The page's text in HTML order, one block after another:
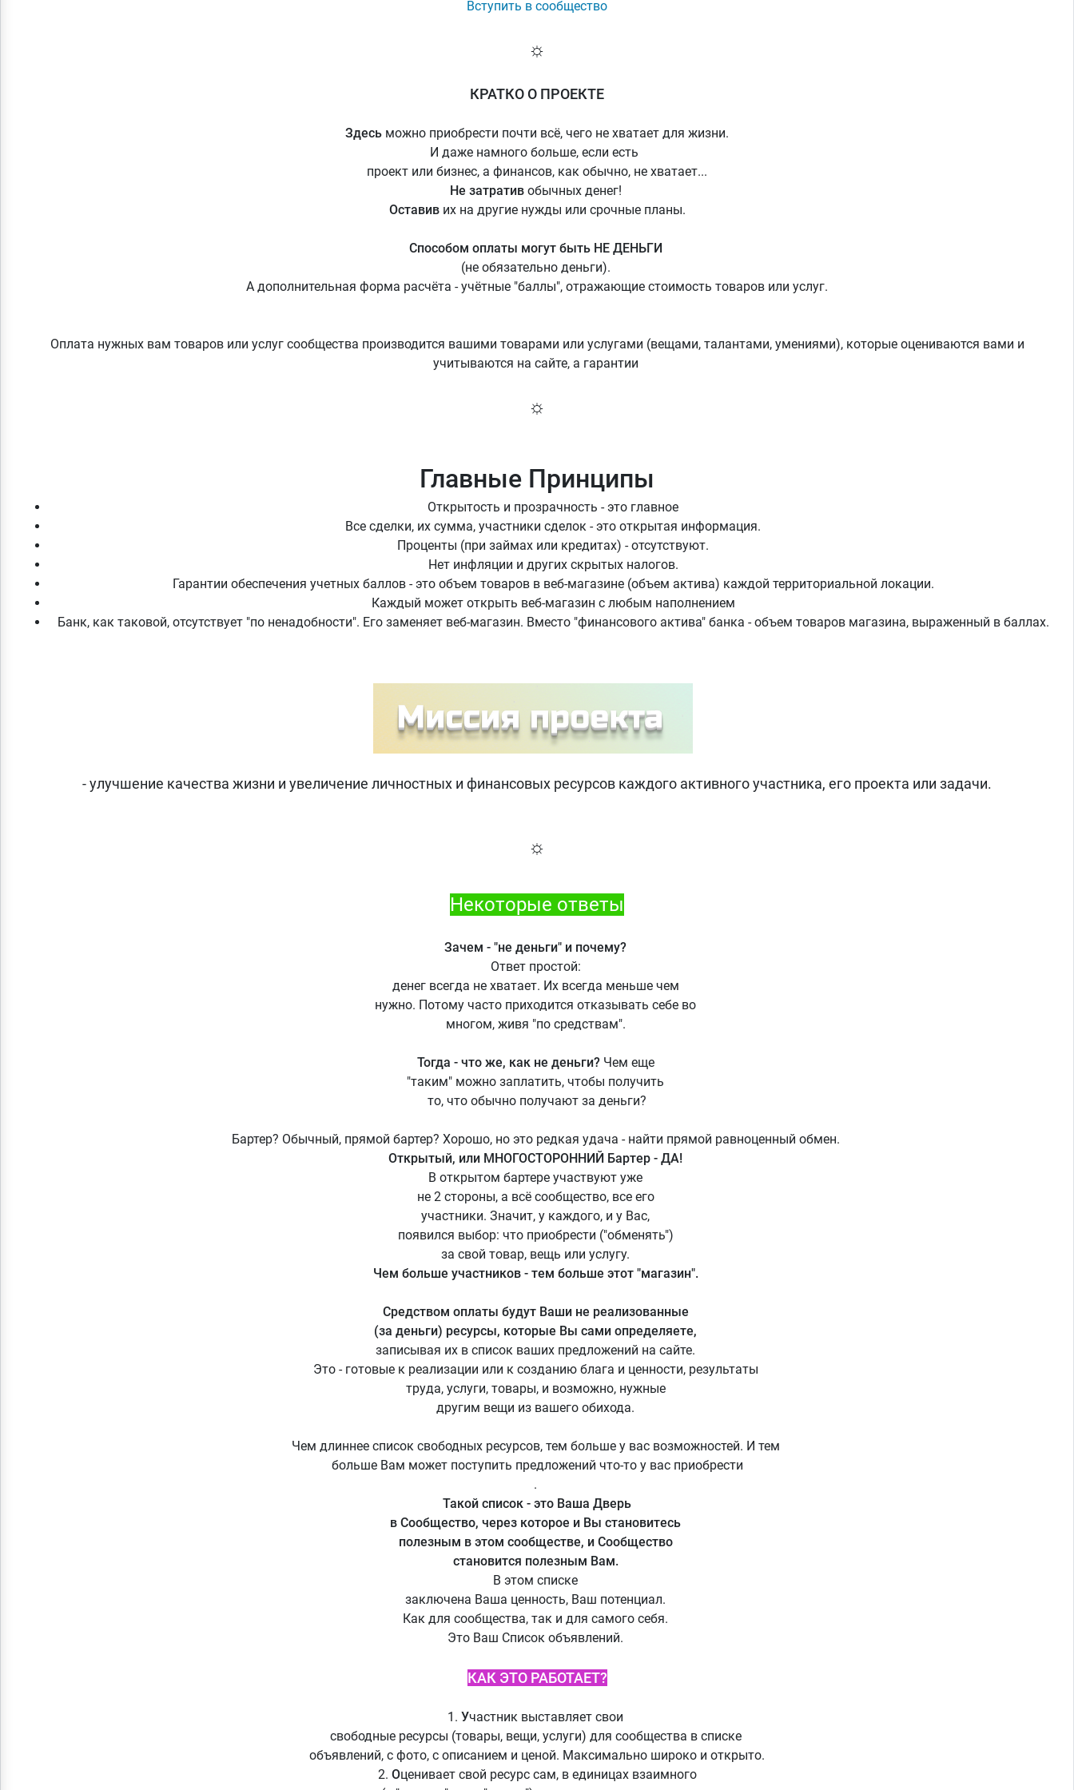
Вступить в сообщество
☼
КРАТКО О ПРОЕКТЕ
Здесь можно приобрести почти всё, чего не хватает для жизни.
И даже намного больше, если есть
проект или бизнес, а финансов, как обычно, не хватает...
Не затративобычных денег!
Оставив их на другие нужды или срочные планы.
Способом оплаты могут быть НЕ ДЕНЬГИ
(не обязательно деньги).
А дополнительная форма расчёта - учётные "баллы", отражающие стоимость товаров или услуг.
Оплата нужных вам товаров или услуг сообщества производится вашими товарами или услугами (вещами, талантами, умениями), которые оцениваются вами и
учитываются на сайте, а гарантии
☼
Главные Принципы
Открытость и прозрачность - это главное
Все сделки, их сумма, участники сделок - это открытая информация.
Проценты (при займах или кредитах) - отсутствуют.
Нет инфляции и других скрытых налогов.
Гарантии обеспечения учетных баллов - это объем товаров в веб-магазине (объем актива) каждой территориальной локации.
Каждый может открыть веб-магазин с любым наполнением
Банк, как таковой, отсутствует "по ненадобности". Его заменяет веб-магазин. Вместо "финансового актива" банка - объем товаров магазина, выраженный в баллах.
- улучшение качества жизни и увеличение личностных и финансовых ресурсов каждого активного участника, его проекта или задачи.
☼
Некоторые ответы
Зачем - "не деньги" и почему?
Ответ простой:
денег всегда не хватает. Их всегда меньше чем
нужно. Потому часто приходится отказывать себе во
многом, живя "по средствам".
Тогда - что же, как не деньги? Чем еще
"таким" можно заплатить, чтобы получить
то, что обычно получают за деньги?
Бартер? Обычный, прямой бартер? Хорошо, но это редкая удача - найти прямой равноценный обмен.
Открытый, или МНОГОСТОРОННИЙ Бартер - ДА!
В открытом бартере участвуют уже
не 2 стороны, а всё сообщество, все его
участники. Значит, у каждого, и у Вас,
появился выбор: что приобрести ("обменять")
за свой товар, вещь или услугу.
Чем больше участников - тем больше этот "магазин".
Средством оплаты будут Ваши не реализованные
(за деньги) ресурсы, которые Вы сами определяете,
записывая их в список ваших предложений на сайте.
Это - готовые к реализации или к созданию блага и ценности, результаты
труда, услуги, товары, и возможно, нужные
другим вещи из вашего обихода.
Чем длиннее список свободных ресурсов, тем больше у вас возможностей. И тем
больше Вам может поступить предложений что-то у вас приобрести
.
Такой список - это Ваша Дверь
в Сообщество, через которое и Вы становитесь
полезным в этом сообществе, и Сообщество
становится полезным Вам.
В этом списке
заключена Ваша ценность, Ваш потенциал.
Как для сообщества, так и для самого себя.
Это Ваш Список объявлений.
КАК ЭТО РАБОТАЕТ?
1. Участник выставляет свои
свободные ресурсы (товары, вещи, услуги) для сообщества в списке
объявлений, с фото, с описанием и ценой. Максимально широко и открыто.
2. Оценивает свой ресурс сам, в единицах взаимного